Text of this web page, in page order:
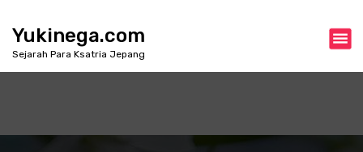
o
Yukinega.com
Sejarah Para Ksatria Jepang